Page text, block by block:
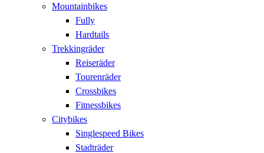
Mountainbikes
Fully
Hardtails
Trekkingräder
Reiseräder
Tourenräder
Crossbikes
Fitnessbikes
Citybikes
Singlespeed Bikes
Stadträder